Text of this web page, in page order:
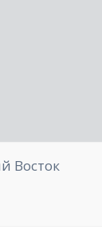
Восток